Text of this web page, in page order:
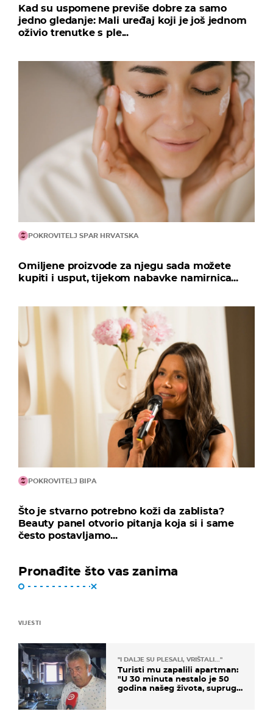
Kad su uspomene previše dobre za samo
jedno gledanje: Mali uređaj koji je još jednom
oživio trenutke s ple...
POKROVITELJ SPAR HRVATSKA
Omiljene proizvode za njegu sada možete
kupiti i usput, tijekom nabavke namirnica...
POKROVITELJ BIPA
Što je stvarno potrebno koži da zablista?
Beauty panel otvorio pitanja koja si i same
često postavljamo...
Pronađite što vas zanima
VIJESTI
"I DALJE SU PLESALI, VRIŠTALI..."
Turisti mu zapalili apartman:
"U 30 minuta nestalo je 50
godina našeg života, supruga